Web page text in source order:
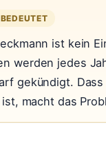
ist kein
werden jedes
gekündigt.
macht das